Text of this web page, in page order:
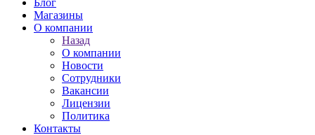
Блог
Магазины
О компании
Назад
О компании
Новости
Сотрудники
Вакансии
Лицензии
Политика
Контакты